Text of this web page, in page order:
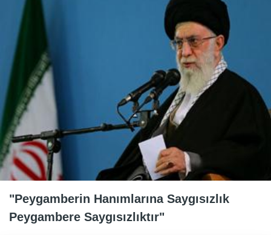
"Peygamberin Hanımlarına Saygısızlık
Peygambere Saygısızlıktır"